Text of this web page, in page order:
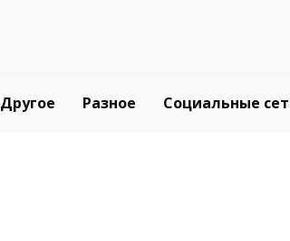
Другое Разное Социальные